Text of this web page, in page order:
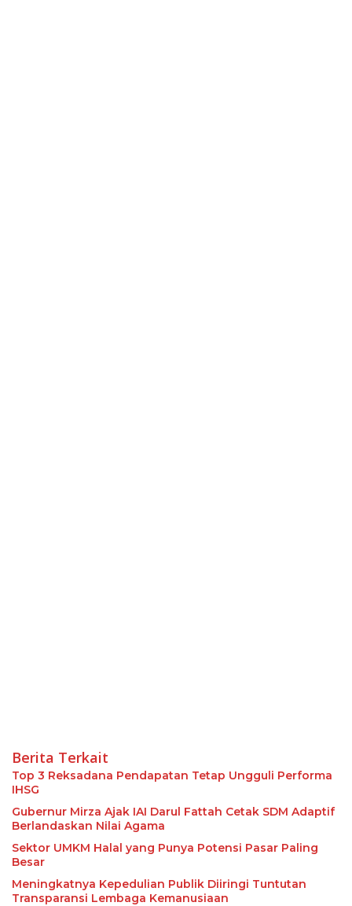
Berita Terkait
Top 3 Reksadana Pendapatan Tetap Ungguli Performa
IHSG
Gubernur Mirza Ajak IAI Darul Fattah Cetak SDM Adaptif
Berlandaskan Nilai Agama
Sektor UMKM Halal yang Punya Potensi Pasar Paling
Besar
Meningkatnya Kepedulian Publik Diiringi Tuntutan
Transparansi Lembaga Kemanusiaan